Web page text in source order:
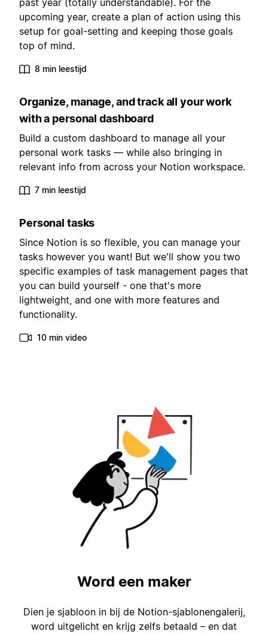
past year (totally understandable). For the
upcoming year, create a plan of action using this
setup for goal-setting and keeping those goals
top of mind.
8 min leestijd
Organize, manage, and track all your work
with a personal dashboard
Build a custom dashboard to manage all your
personal work tasks — while also bringing in
relevant info from across your Notion workspace.
7 min leestijd
Personal tasks
Since Notion is so flexible, you can manage your
tasks however you want! But we'll show you two
specific examples of task management pages that
you can build yourself - one that's more
lightweight, and one with more features and
functionality.
10 min video
Word een maker
Dien je sjabloon in bij de Notion-sjablonengalerij,
word uitgelicht en krijg zelfs betaald – en dat